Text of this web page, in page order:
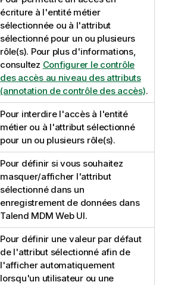
écriture à l'entité métier
sélectionnée ou à l'attribut
sélectionné pour un ou plusieurs
rôle(s). Pour plus d'informations,
consultez Configurer le contrôle
des accès au niveau des attributs
(annotation de contrôle des accès).
Pour interdire l'accès à l'entité
métier ou à l'attribut sélectionné
pour un ou plusieurs rôle(s).
Pour définir si vous souhaitez
masquer/afficher l'attribut
sélectionné dans un
enregistrement de données dans
Talend MDM Web UI.
Pour définir une valeur par défaut
de l'attribut sélectionné afin de
l'afficher automatiquement
lorsqu'un utilisateur ou une